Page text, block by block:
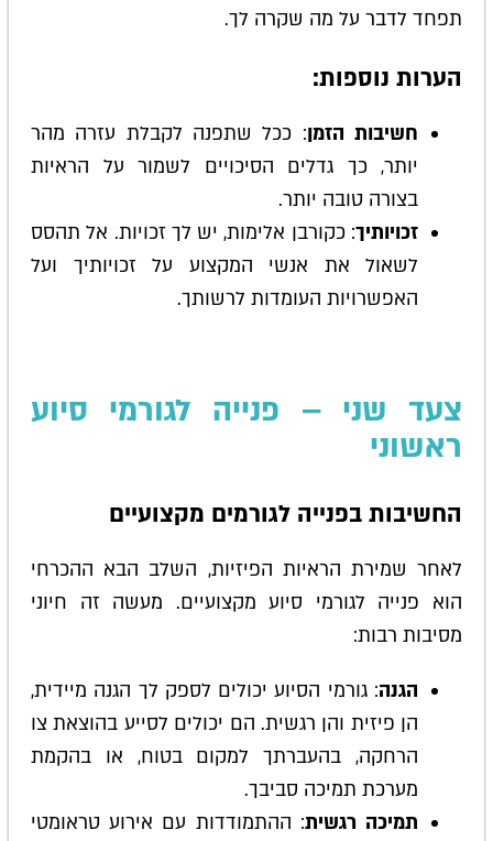
תפחד לדבר על מה שקרה לך.
הערות נוספות:
חשיבות הזמן: ככל שתפנה לקבלת עזרה מהר
יותר, כך גדלים הסיכויים לשמור על הראיות
בצורה טובה יותר.
זכויותיך: כקורבן אלימות, יש לך זכויות. אל תהסס
לשאול את אנשי המקצוע על זכויותיך ועל
האפשרויות העומדות לרשותך.
צעד שני – פנייה לגורמי סיוע
ראשוני
החשיבות בפנייה לגורמים מקצועיים
לאחר שמירת הראיות הפיזיות, השלב הבא ההכרחי
הוא פנייה לגורמי סיוע מקצועיים. מעשה זה חיוני
מסיבות רבות:
הגנה: גורמי הסיוע יכולים לספק לך הגנה מיידית,
הן פיזית והן רגשית. הם יכולים לסייע בהוצאת צו
הרחקה, בהעברתך למקום בטוח, או בהקמת
מערכת תמיכה סביבך.
תמיכה רגשית: ההתמודדות עם אירוע טראומטי